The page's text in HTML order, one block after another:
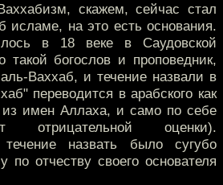
скажем, сейчас стал
исламе, на это есть основания.
в 18 веке в Саудовской
такой богослов и проповедник,
Ваххаб, и течение назвали в
переводится в арабского как
имен Аллаха, и само по себе
оценки).
назвать было сугубо
по отчеству своего основателя